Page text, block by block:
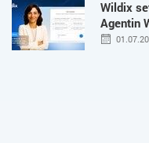
Wildix
Agentin